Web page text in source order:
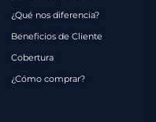
¿Qué nos diferencia?
Beneficios de Cliente
Cobertura
¿Cómo comprar?